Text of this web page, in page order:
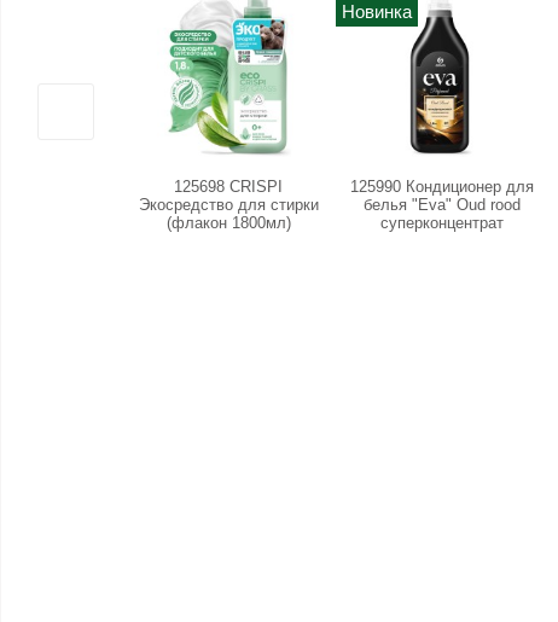
125698 CRISPI
Экосредство для стирки
(флакон 1800мл)
Новинка
125990 Кондиционер для
белья "Eva" Oud rood
суперконцентрат